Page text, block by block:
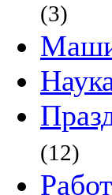
(3)
(12)